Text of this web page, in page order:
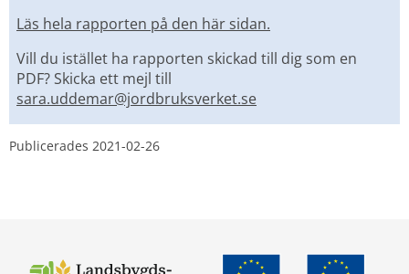
Läs hela rapporten på den här sidan.
Vill du istället ha rapporten skickad till dig som en
sara.uddemar@jordbruksverket.se
Publicerades 2021-02-26